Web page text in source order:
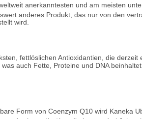
anerkanntesten und am meisten
anderes Produkt, das nur von den
wird.
fettlöslichen Antioxidantien, die derzeit
auch Fette, Proteine und DNA
Form von Coenzym Q10 wird Kaneka